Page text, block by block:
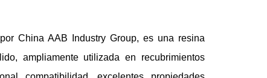
China AAB Industry Group, es una resina
ampliamente utilizada en recubrimientos